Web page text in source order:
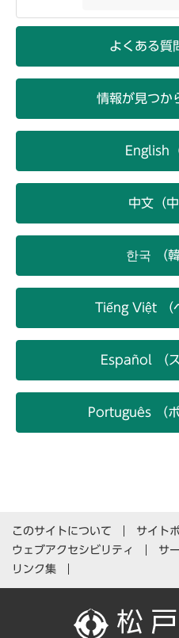
よくある質
情報が見つか
English
中文（中
한국 （
Tiếng Việt （
Español （ス
Português （ポ
このサイトについて
サイト
ウェブアクセシビリティ
サ
リンク集